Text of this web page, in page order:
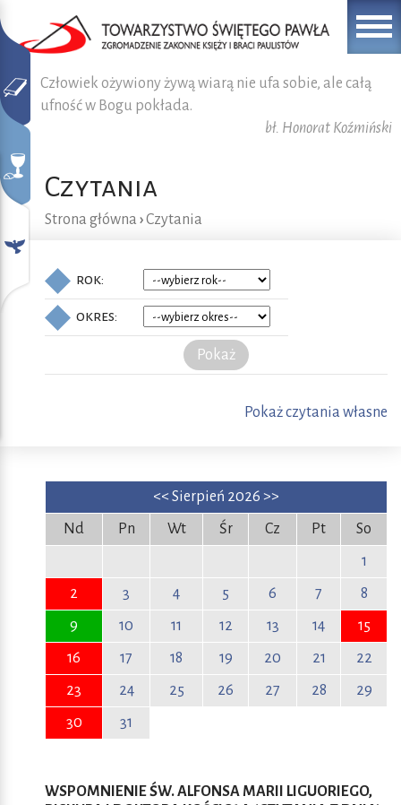
Człowiek ożywiony żywą wiarą nie ufa sobie, ale całą
ufność w Bogu pokłada.
bł. Honorat Koźmiński
Czytania
Strona główna ›Czytania
rok:
okres:
Pokaż
Pokaż czytania własne
<<Sierpień 2026 >>
Nd
Pn Wt Śr Cz Pt
So
1
2
3 4 5 6 7
8
9
10 11 12 13 14
15
16
17 18 19 20 21
22
23
24 25 26 27 28
29
30
31
WSPOMNIENIE ŚW. ALFONSA MARII LIGUORIEGO,